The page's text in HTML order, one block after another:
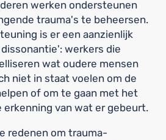
werken ondersteunen
trauma's te beheersen.
is er een aanzienlijk
werkers die
wat oudere mensen
niet in staat voelen om de
of om te gaan met het
erkenning van wat er gebeurt.
redenen om trauma-